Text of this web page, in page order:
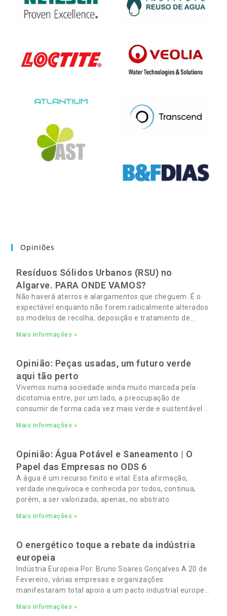
Opiniões
Resíduos Sólidos Urbanos (RSU) no
Algarve. PARA ONDE VAMOS?
Não haverá aterros e alargamentos que cheguem. É o
expectável enquanto não forem radicalmente alterados
os modelos de recolha, deposição e tratamento de
Mais informações »
Opinião: Peças usadas, um futuro verde
aqui tão perto
Vivemos numa sociedade ainda muito marcada pela
dicotomia entre, por um lado, a preocupação de
consumir de forma cada vez mais verde e sustentável e,
e familiares cada vez mais apertados.
Mais informações »
Opinião: Água Potável e Saneamento | O
Papel das Empresas no ODS 6
A água é um recurso finito e vital. Esta afirmação,
verdade inequívoca e conhecida por todos, continua,
porém, a ser valorizada, apenas, no abstrato.
Mais informações »
O energético toque a rebate da indústria
europeia
Indústria Europeia Por: Bruno Soares Gonçalves A 20 de
Fevereiro, várias empresas e organizações
manifestaram total apoio a um pacto industrial europeu
empregos
Mais informações »